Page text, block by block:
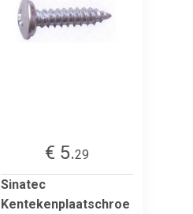
€ 5.29
Sinatec
Kentekenplaatschroe